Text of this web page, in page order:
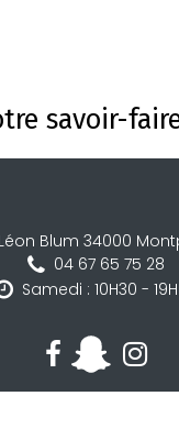
savoir-
Blum 34000
04 67 65 75 28
Samedi : 10H30 -